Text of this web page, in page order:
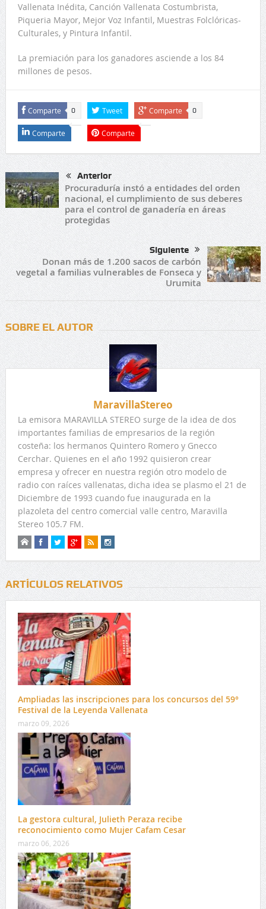
Vallenata Inédita, Canción Vallenata Costumbrista,
Piqueria Mayor, Mejor Voz Infantil, Muestras Folclóricas-
Culturales, y Pintura Infantil.
La premiación para los ganadores asciende a los 84
millones de pesos.
Comparte 0 Tweet Comparte 0
Comparte Comparte
Anterior
Procuraduría instó a entidades del orden
nacional, el cumplimiento de sus deberes
para el control de ganadería en áreas
protegidas
Siguiente
Donan más de 1.200 sacos de carbón
vegetal a familias vulnerables de Fonseca y
Urumita
SOBRE EL AUTOR
MaravillaStereo
La emisora MARAVILLA STEREO surge de la idea de dos
importantes familias de empresarios de la región
costeña: los hermanos Quintero Romero y Gnecco
Cerchar. Quienes en el año 1992 quisieron crear
empresa y ofrecer en nuestra región otro modelo de
radio con raíces vallenatas, dicha idea se plasmo el 21 de
Diciembre de 1993 cuando fue inaugurada en la
plazoleta del centro comercial valle centro, Maravilla
Stereo 105.7 FM.
ARTÍCULOS RELATIVOS
Ampliadas las inscripciones para los concursos del 59°
Festival de la Leyenda Vallenata
marzo 09, 2026
La gestora cultural, Julieth Peraza recibe
reconocimiento como Mujer Cafam Cesar
marzo 06, 2026